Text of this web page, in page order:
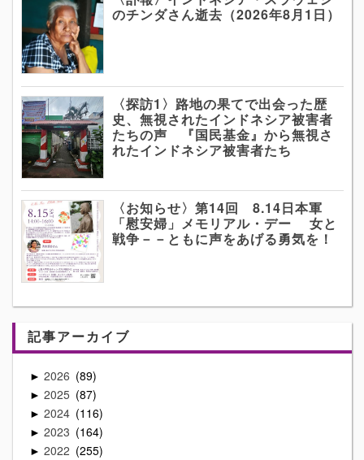
のチンダさん逝去（2026年8月1日）
〈探訪1〉路地の果てで出会った歴
史、無視されたインドネシア被害者
たちの声 『国民基金』から無視さ
れたインドネシア被害者たち
〈お知らせ〉第14回 8.14日本軍
「慰安婦」メモリアル・デー 女と
戦争－－ともに声をあげる勇気を！
記事アーカイブ
► 2026 89
► 2025 87
► 2024 116
► 2023 164
► 2022 255